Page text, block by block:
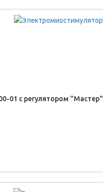
01 с регулятором "Мастер"